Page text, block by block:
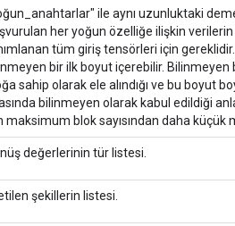
ile aynı uzunluktaki
her yoğun özelliğe ilişkin
tüm giriş tensörleri için
bir ilk boyut içerebilir.
sahip olarak ele alındığı ve bu boyut
bilinmeyen olarak kabul edildiği
maksimum blok sayısından daha küçük
değerlerinin tür listesi.
şekillerin listesi.